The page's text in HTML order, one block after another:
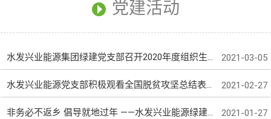
党建活动
水发兴业能源集团绿建党支部召开2020年度组织生活会和民主评议党员大会 2021-03-05
水发兴业能源党支部积极观看全国脱贫攻坚总结表彰大会直播 2021-02-27
非务必不返乡 倡导就地过年 ——水发兴业能源绿建党支部开展“党员带头，积极防疫，就地过年”主题党日活动 2021-01-27